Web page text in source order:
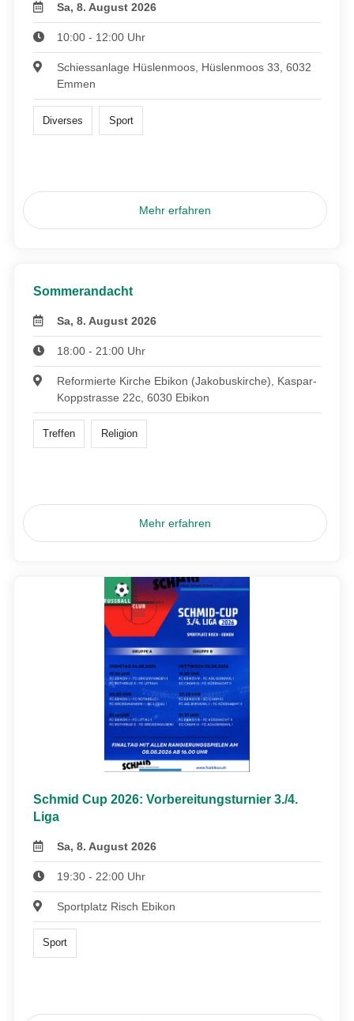
Sa, 8. August 2026
10:00 - 12:00 Uhr
Schiessanlage Hüslenmoos, Hüslenmoos 33, 6032
Emmen
Diverses Sport
Mehr erfahren
Sommerandacht
Sa, 8. August 2026
18:00 - 21:00 Uhr
Reformierte Kirche Ebikon (Jakobuskirche), Kaspar-
Koppstrasse 22c, 6030 Ebikon
Treffen Religion
Mehr erfahren
Schmid Cup 2026: Vorbereitungsturnier 3./4.
Liga
Sa, 8. August 2026
19:30 - 22:00 Uhr
Sportplatz Risch Ebikon
Sport